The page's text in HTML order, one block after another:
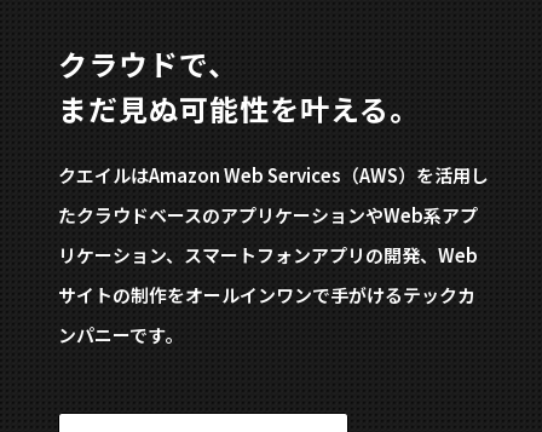
クラウドで、
まだ見ぬ可能性を叶える。
クエイルはAmazon Web Services（AWS）を活用し
たクラウドベースのアプリケーションやWeb系アプ
リケーション、 スマートフォンアプリの開発、Web
サイトの制作をオールインワンで手がけるテックカ
ンパニーです。